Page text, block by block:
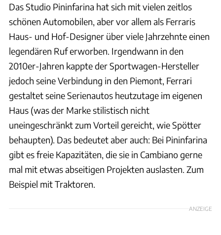
Das Studio Pininfarina hat sich mit vielen zeitlos
schönen Automobilen, aber vor allem als Ferraris
Haus- und Hof-Designer über viele Jahrzehnte einen
legendären Ruf erworben. Irgendwann in den
2010er-Jahren kappte der Sportwagen-Hersteller
jedoch seine Verbindung in den Piemont, Ferrari
gestaltet seine Serienautos heutzutage im eigenen
Haus (was der Marke stilistisch nicht
uneingeschränkt zum Vorteil gereicht, wie Spötter
behaupten). Das bedeutet aber auch: Bei Pininfarina
gibt es freie Kapazitäten, die sie in Cambiano gerne
mal mit etwas abseitigen Projekten auslasten. Zum
Beispiel mit Traktoren.
ANZEIGE